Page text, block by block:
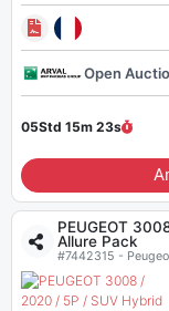
Open
05Std 15m 22s
PEUGEOT
Allure Pack
#7442315 -